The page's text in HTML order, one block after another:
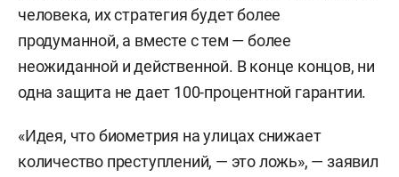
человека, их стратегия будет более
продуманной, а вместе с тем — более
неожиданной и действенной. В конце концов, ни
одна защита не дает 100-процентной гарантии.
«Идея, что биометрия на улицах снижает
количество преступлений, — это ложь», — заявил